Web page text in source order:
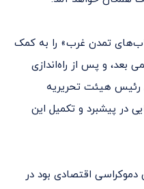
کتاب‌های تمدن غرب» را به کمک
بعد، و پس از راه‌اندازی
رئیس هیئت تحریریه
در پیشبرد و تکمیل این
دموکراسی اقتصادی بود در